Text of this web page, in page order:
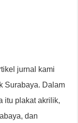
jurnal kami
Surabaya. Dalam
itu plakat akrilik,
dan